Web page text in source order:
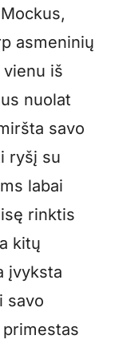
asmeninių
iš
nuolat
savo
ryšį su
labai
rinktis
kitų
įvyksta
savo